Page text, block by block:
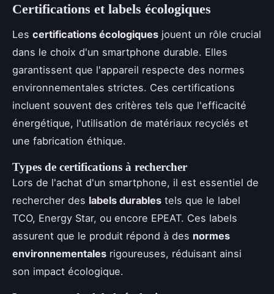
Certifications et labels écologiques
Les certifications écologiques jouent un rôle crucial
dans le choix d'un smartphone durable. Elles
garantissent que l'appareil respecte des normes
environnementales strictes. Ces certifications
incluent souvent des critères tels que l'efficacité
énergétique, l'utilisation de matériaux recyclés et
une fabrication éthique.
Types de certifications à rechercher
Lors de l'achat d'un smartphone, il est essentiel de
rechercher des labels durables tels que le label
TCO, Energy Star, ou encore EPEAT. Ces labels
assurent que le produit répond à des normes
environnementales rigoureuses, réduisant ainsi
son impact écologique.